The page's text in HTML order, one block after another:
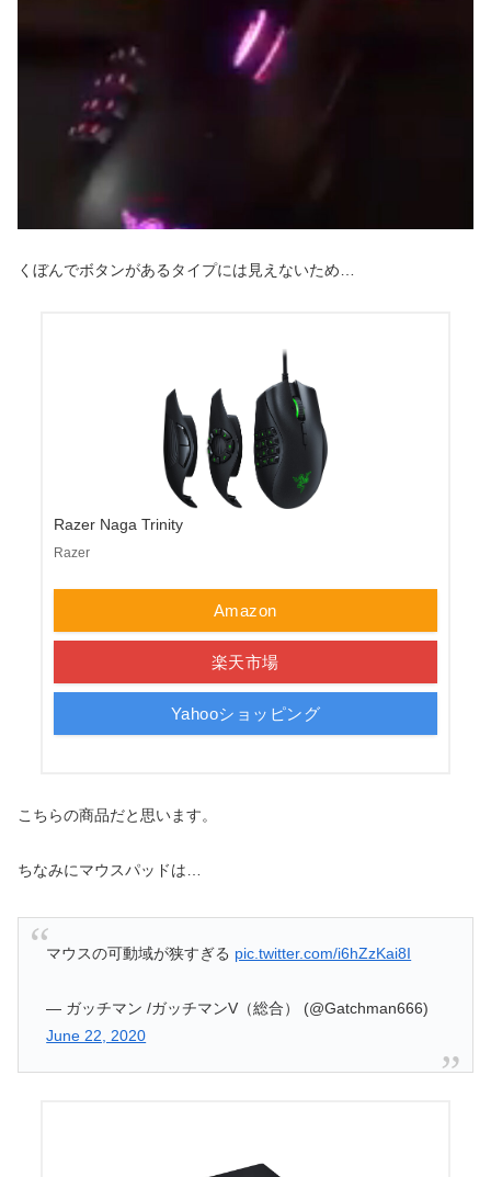
くぼんでボタンがあるタイプには見えないため…
Razer Naga Trinity
Razer
Amazon
楽天市場
Yahooショッピング
こちらの商品だと思います。
ちなみにマウスパッドは…
マウスの可動域が狭すぎる pic.twitter.com/i6hZzKai8I
— ガッチマン /ガッチマンV（総合） (@Gatchman666)
June 22, 2020